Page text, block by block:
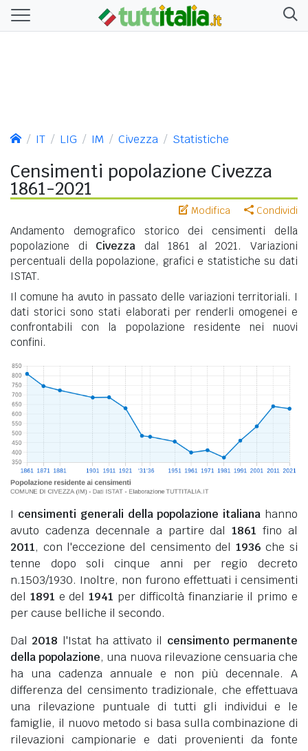
IT LIG IM Civezza Statistiche
Censimenti popolazione Civezza
1861-2021
Modifica Condividi
Andamento demografico storico dei censimenti della
popolazione di Civezza dal 1861 al 2021. Variazioni
percentuali della popolazione, grafici e statistiche su dati
ISTAT.
Il comune ha avuto in passato delle variazioni territoriali. I
dati storici sono stati elaborati per renderli omogenei e
confrontabili con la popolazione residente nei nuovi
confini.
I censimenti generali della popolazione italiana hanno
avuto cadenza decennale a partire dal1861 fino al
2011, con l'eccezione del censimento del 1936 che si
tenne dopo soli cinque anni per regio decreto
n.1503/1930. Inoltre, non furono effettuati i censimenti
del 1891 e del1941 per difficoltà finanziarie il primo e
per cause belliche il secondo.
Dal 2018 l'Istat ha attivato il censimento permanente
della popolazione, una nuova rilevazione censuaria che
ha una cadenza annuale e non più decennale. A
differenza del censimento tradizionale, che effettuava
una rilevazione puntuale di tutti gli individui e le
famiglie, il nuovo metodo si basa sulla combinazione di
rilevazioni campionarie e dati provenienti da fonte